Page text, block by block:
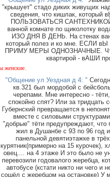
"крышует" стадо диких живущих
сведения, что кишлак, который
ПОЛЬЗОВАТЬСЯ
ванной комнате по щиколотку
ИЗО ДНЯ В ДЕНЬ. На стенах
который полез и ко мне.
ПРИМУ МЕРЫ ОДНОЗНАЧНЫЕ. Что
квартирой - вАШИ
"Общение ул Уездная д 4: "
кв.321 был мордобой с
черепами. Мне интересно -
спокойно спят? Или за тридцать
Губернский превращается в
вместе с силовыми
"добрые" тёти предупреждают,
жил в Душанбе с 93 по 96 год
панельной девятиэтажке в
курятник(примерно на 15 курочек),
овец.... на 4 этаже И это было не
перевозили годовалого жеребца,
автобусе (кстати никто ни чего и
сошёл с жеребцом на остановке)